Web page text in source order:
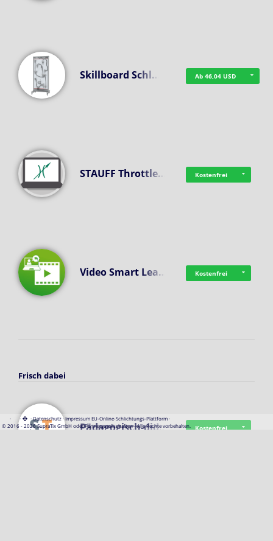
Skillboard Schl… Ab 46,04 USD
STAUFF Throttle… Kostenfrei
Video Smart Lea… Kostenfrei
Frisch dabei
Pädagogisch-did… Kostenfrei
· · ·Datenschutz·Impressum EU-Online-Schlichtungs-Plattform·
© 2016 - 2026 SupraTix GmbH oder Partnergesellschaften - Alle Rechte vorbehalten.